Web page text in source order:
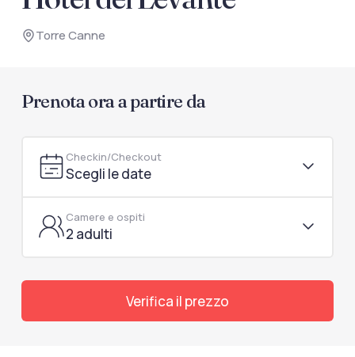
documenti di viaggio.
Torre Canne
Prenota ora a partire da
Checkin/Checkout
Scegli le date
Camere e ospiti
2 adulti
Verifica il prezzo